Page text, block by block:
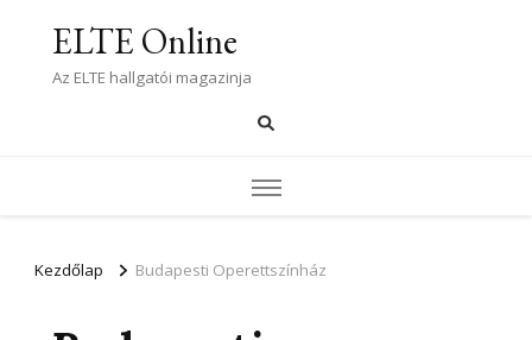
ELTE Online
Az ELTE hallgatói magazinja
Kezdőlap Budapesti Operettszínház